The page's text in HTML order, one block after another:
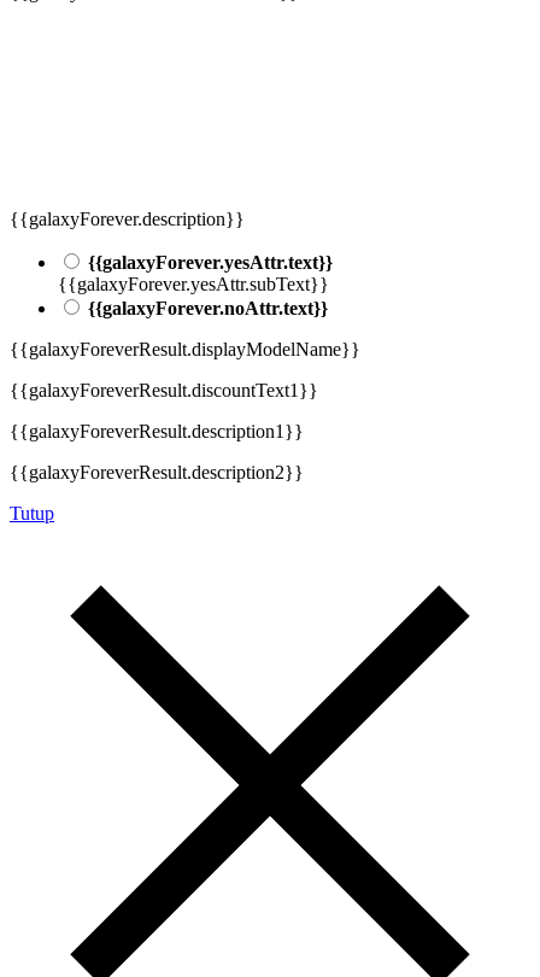
{{galaxyForever.description}}
{{galaxyForever.yesAttr.text}}
{{galaxyForever.yesAttr.subText}}
{{galaxyForever.noAttr.text}}
{{galaxyForeverResult.displayModelName}}
{{galaxyForeverResult.discountText1}}
{{galaxyForeverResult.description1}}
{{galaxyForeverResult.description2}}
Tutup